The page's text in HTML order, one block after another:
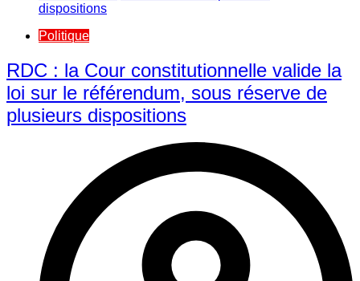
Politique
RDC : la Cour constitutionnelle valide la
loi sur le référendum, sous réserve de
plusieurs dispositions